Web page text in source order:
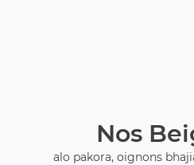
Nos
alo pakora, oignons